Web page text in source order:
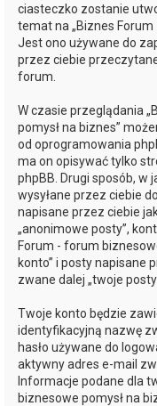
ciasteczko zostanie
temat na „Biznes Forum
Jest ono używane do
przez ciebie
forum.
W czasie przeglądania
pomysł na biznes”
od oprogramowania
ma on opisywać tylko
phpBB. Drugi sposób, w
wysyłane przez ciebie
napisane przez ciebie
„anonimowe posty”,
Forum - forum
konto” i posty napisane
zwane dalej „twoje
Twoje konto będzie
identyfikacyjną nazwę
hasło używane do
aktywny adres e-mail
Informacje podane dla
biznesowe pomysł na